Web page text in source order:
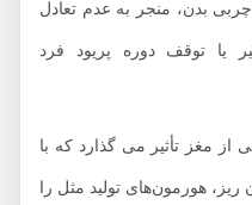
بدن، منجر به عدم تعادل
دوره پریود فرد
تأثیر می گذارد که با
تولید مثل را